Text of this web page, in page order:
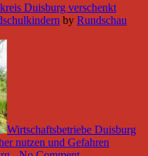
Duisburg verschenkt
by Rundschau
Wirtschaftsbetriebe Duisburg
nutzen und Gefahren